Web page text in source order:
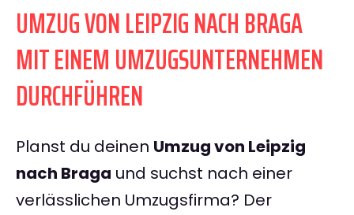
UMZUG VON LEIPZIG NACH BRAGA
MIT EINEM UMZUGSUNTERNEHMEN
DURCHFÜHREN
Planst du deinen Umzug von Leipzig
nach Braga und suchst nach einer
verlässlichen Umzugsfirma? Der